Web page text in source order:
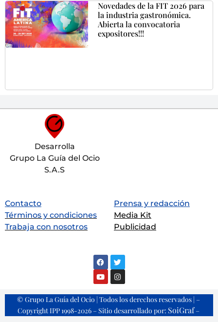
Novedades de la FIT 2026 para
la industria gastronómica.
Abierta la convocatoria
expositores!!!
Desarrolla
Grupo La Guía del Ocio
S.A.S
Contacto
Términos y condiciones
Trabaja con nosotros
Prensa y redacción
Media Kit
Publicidad
© Grupo La Guía del Ocio | Todos los derechos reservados | –
Copyright IPP 1998-2026 – Sitio desarrollado por: SoiGraf–